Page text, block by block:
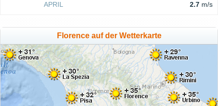
APRIL
2.7 m/s
Florence auf der Wetterkarte